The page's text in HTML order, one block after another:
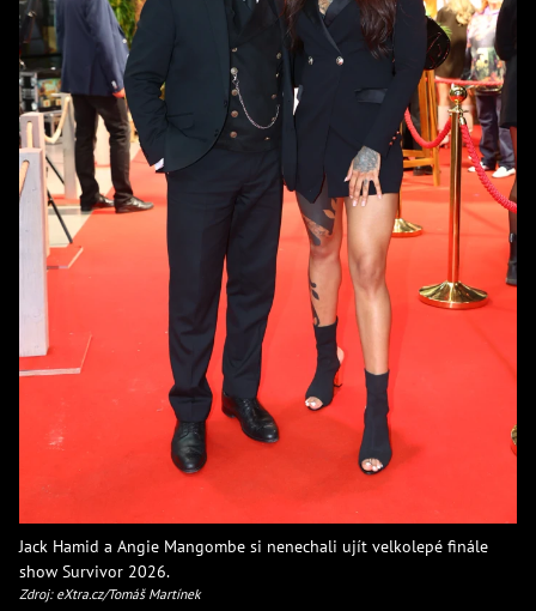
Jack Hamid a Angie Mangombe si nenechali ujít velkolepé finále
show Survivor 2026.
Zdroj: eXtra.cz/Tomáš Martínek